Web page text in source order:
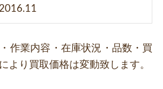
2016.11
作業内容・在庫状況・品数・買
より買取価格は変動致します。